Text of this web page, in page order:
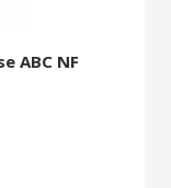
ABC NF